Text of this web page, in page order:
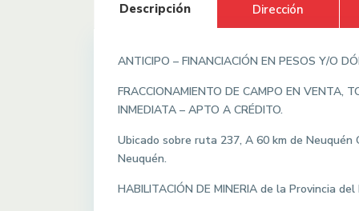
Descripción Dirección
ANTICIPO – FINANCIACIÓN EN PESOS Y/O
FRACCIONAMIENTO DE CAMPO EN VENTA,
INMEDIATA – APTO A CRÉDITO.
Ubicado sobre ruta 237, A 60 km de
Neuquén.
HABILITACIÓN DE MINERIA de la Provincia